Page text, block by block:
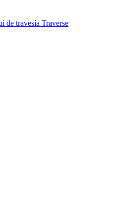
de travesía Traverse